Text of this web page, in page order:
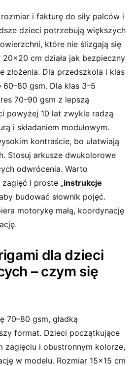
i fakturę do siły palców i
dzieci potrzebują większych
które nie ślizgają się
20×20 cm działa jak bezpieczny
złożenia. Dla przedszkola i klas
60–80 gsm. Dla klas 3–5
70–90 gsm z lepszą
powyżej 10 lat zwykle radzą
i składaniem modułowym.
kontraście, bo ułatwiają
Stosuj arkusze dwukolorowe
odwrócenia. Warto
i proste „instrukcje
budować słownik pojęć.
motorykę małą, koordynację
dla dzieci
– czym się
70–80 gsm, gładką
format. Dzieci początkujące
zagięciu i obustronnym kolorze,
w modelu. Rozmiar 15×15 cm